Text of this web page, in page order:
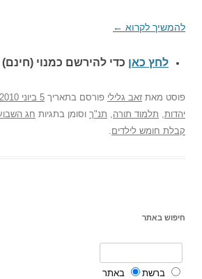
להמשיך לקרוא ←
לחץ כאן כדי להירשם כמנוי (חינם)
פוסט מאת זאב גלילי פורסם בתאריך 5 ביוני 2010
יהדות תלמוד תורה תנ"ך וסומן בתגיות חג
קבלת חומש לילדים
חיפוש באתר
ברשת באתר